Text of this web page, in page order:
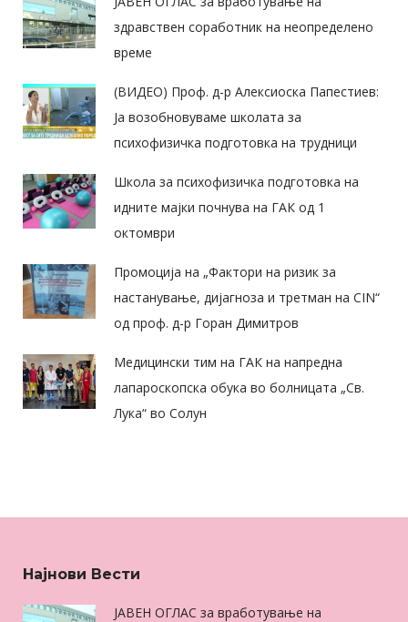
здравствен соработник на неопределено
време
(ВИДЕО) Проф. д-р Алексиоска Папестиев:
Ја возобновуваме школата за
психофизичка подготовка на трудници
Школа за психофизичка подготовка на
идните мајки почнува на ГАК од 1
октомври
Промоција на „Фактори на ризик за
настанување, дијагноза и третман на CIN“
од проф. д-р Горан Димитров
Медицински тим на ГАК на напредна
лапароскопска обука во болницата „Св.
Лука“ во Солун
Најнови Вести
ЈАВЕН ОГЛАС за вработување на